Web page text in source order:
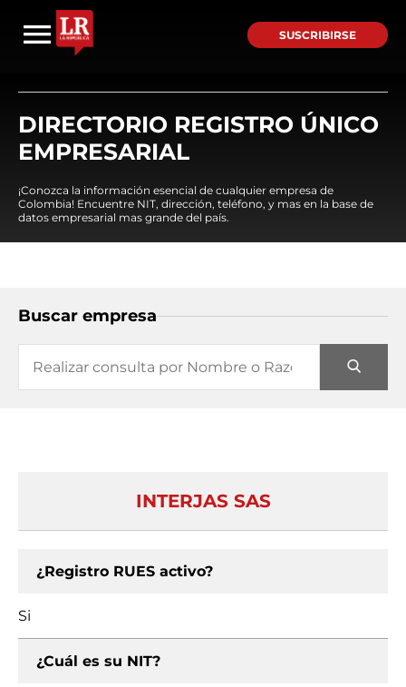
SUSCRIBIRSE
DIRECTORIO REGISTRO ÚNICO
EMPRESARIAL
¡Conozca la información esencial de cualquier empresa de
Colombia! Encuentre NIT, dirección, teléfono, y mas en la base de
datos empresarial mas grande del país.
Buscar empresa
INTERJAS SAS
¿Registro RUES activo?
Si
¿Cuál es su NIT?